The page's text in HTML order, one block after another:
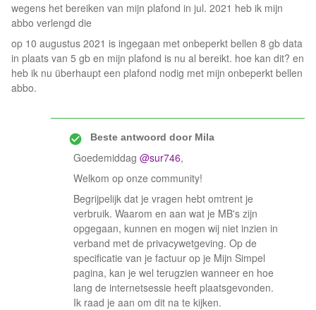
wegens het bereiken van mijn plafond in jul. 2021 heb ik mijn
abbo verlengd die
op 10 augustus 2021 is ingegaan met onbeperkt bellen 8 gb data
in plaats van 5 gb en mijn plafond is nu al bereikt. hoe kan dit? en
heb ik nu überhaupt een plafond nodig met mijn onbeperkt bellen
abbo.
Beste antwoord doorMila
Goedemiddag @sur746,
Welkom op onze community!
Begrijpelijk dat je vragen hebt omtrent je
verbruik. Waarom en aan wat je MB's zijn
opgegaan, kunnen en mogen wij niet inzien in
verband met de privacywetgeving. Op de
specificatie van je factuur op je Mijn Simpel
pagina, kan je wel terugzien wanneer en hoe
lang de internetsessie heeft plaatsgevonden.
Ik raad je aan om dit na te kijken.